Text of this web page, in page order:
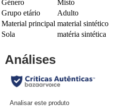
Género
Misto
Grupo etário
Adulto
Material principal material sintético
Sola
matéria sintética